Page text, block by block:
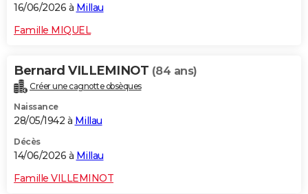
16/06/2026 à Millau
Famille MIQUEL
Bernard VILLEMINOT (84 ans)
Créer une cagnotte obsèques
Naissance
28/05/1942 à Millau
Décès
14/06/2026 à Millau
Famille VILLEMINOT